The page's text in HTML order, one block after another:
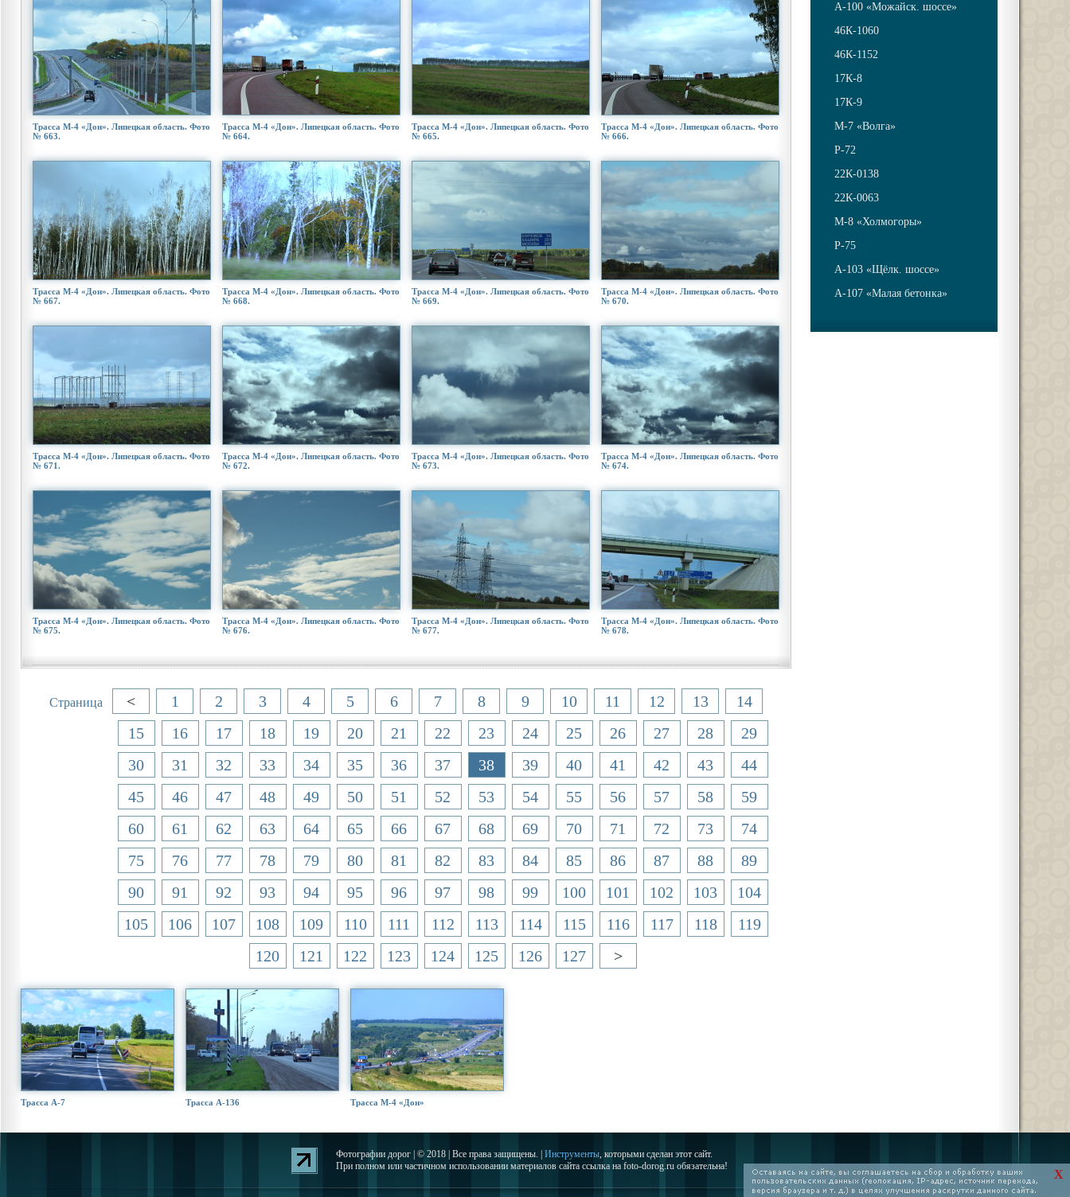
X
Трасса М-4 «Дон». Липецкая область. Фото
№ 663.
Трасса М-4 «Дон». Липецкая область. Фото
№ 664.
Трасса М-4 «Дон». Липецкая область. Фото
№ 665.
Трасса М-4 «Дон». Липецкая область. Фото
№ 666.
Трасса М-4 «Дон». Липецкая область. Фото
№ 667.
Трасса М-4 «Дон». Липецкая область. Фото
№ 668.
Трасса М-4 «Дон». Липецкая область. Фото
№ 669.
Трасса М-4 «Дон». Липецкая область. Фото
№ 670.
Трасса М-4 «Дон». Липецкая область. Фото
№ 671.
Трасса М-4 «Дон». Липецкая область. Фото
№ 672.
Трасса М-4 «Дон». Липецкая область. Фото
№ 673.
Трасса М-4 «Дон». Липецкая область. Фото
№ 674.
Трасса М-4 «Дон». Липецкая область. Фото
№ 675.
Трасса М-4 «Дон». Липецкая область. Фото
№ 676.
Трасса М-4 «Дон». Липецкая область. Фото
№ 677.
Трасса М-4 «Дон». Липецкая область. Фото
№ 678.
Страница < 1 2 3 4 5 6 7 8 9 10 11 12 13
14
15
16 17 18 19 20 21 22 23 24 25 26 27 28
29
30
31 32 33 34 35 36 37 38 39 40 41 42 43
44
45
46 47 48 49 50 51 52 53 54 55 56 57 58
59
60
61 62 63 64 65 66 67 68 69 70 71 72 73
74
75
76 77 78 79 80 81 82 83 84 85 86 87 88
89
90
91 92 93 94 95 96 97 98 99 100 101 102 103
104
105
106 107 108 109 110 111 112 113 114 115 116 117 118
119
120
121 122 123 124 125 126 127 >
А-100 «Можайск. шоссе»
46К-1060
46К-1152
17К-8
17К-9
М-7 «Волга»
Р-72
22К-0138
22К-0063
М-8 «Холмогоры»
Р-75
А-103 «Щёлк. шоссе»
А-107 «Малая бетонка»
Трасса А-7 Трасса А-136 Трасса М-4 «Дон»
Фотографии дорог | © 2018 | Все права защищены. | Инструменты , которыми сделан этот сайт.
При полном или частичном использовании материалов сайта ссылка на foto-dorog.ru обязательна!